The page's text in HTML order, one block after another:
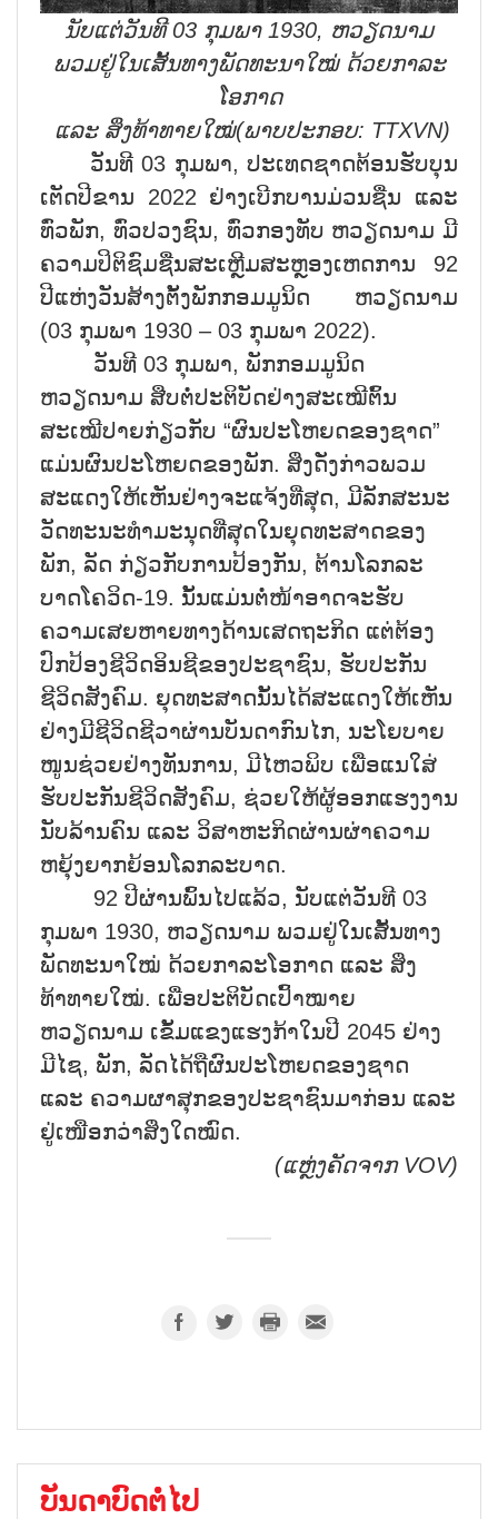
ນັບແຕ່ວັນທີ03 ກຸມພາ 1930, ຫວຽດນາມ
ພວມຢູ່ໃນເສັ້ນທາງພັດທະນາໃໝ່ ດ້ວຍກາລະ
ໂອກາດ
ແລະ ສິ່ງທ້າທາຍໃໝ່(ພາບປະກອບ: TTXVN)
ວັນທີ 03 ກຸມພາ, ປະເທດຊາດຕ້ອນຮັບບຸນ
ເຕັດປີຂານ 2022 ຢ່າງເບີກບານມ່ວນຊື່ນ ແລະ
ທົ່ວພັກ, ທົ່ວປວງຊົນ, ທົ່ວກອງທັບ ຫວຽດນາມ ມີ
ຄວາມປິຕິຊົມຊື່ນສະເຫຼີມສະຫຼອງເຫດການ 92
ປີແຫ່ງວັນສ້າງຕັ້ງພັກກອມມູນິດ ຫວຽດນາມ
(03 ກຸມພາ 1930 – 03 ກຸມພາ 2022).
ວັນທີ 03 ກຸມພາ, ພັກກອມມູນິດ
ຫວຽດນາມ ສືບຕໍ່ປະຕິບັດຢ່າງສະເໝີຕົ້ນ
ສະເໝີປາຍກ່ຽວກັບ “ຜົນປະໂຫຍດຂອງຊາດ”
ແມ່ນຜົນປະໂຫຍດຂອງພັກ. ສິ່ງດັ່ງກ່າວພວມ
ສະແດງໃຫ້ເຫັນຢ່າງຈະແຈ້ງທີ່ສຸດ, ມີລັກສະນະ
ວັດທະນະທຳມະນຸດທີ່ສຸດໃນຍຸດທະສາດຂອງ
ພັກ, ລັດ ກ່ຽວກັບການປ້ອງກັນ, ຕ້ານໂລກລະ
ບາດໂຄວິດ-19. ນັ້ນແມ່ນຕໍ່ໜ້າອາດຈະຮັບ
ຄວາມເສຍຫາຍທາງດ້ານເສດຖະກິດ ແຕ່ຕ້ອງ
ປົກປ້ອງຊີວິດອິນຊີຂອງປະຊາຊົນ, ຮັບປະກັນ
ຊີວິດສັງຄົມ. ຍຸດທະສາດນັ້ນໄດ້ສະແດງໃຫ້ເຫັນ
ຢ່າງມີຊີວິດຊີວາຜ່ານບັນດາກົນໄກ, ນະໂຍບາຍ
ໜູນຊ່ວຍຢ່າງທັນການ, ມີໄຫວພິບ ເພື່ອແນໃສ່
ຮັບປະກັນຊີວິດສັງຄົມ, ຊ່ວຍໃຫ້ຜູ້ອອກແຮງງານ
ນັບລ້ານຄົນ ແລະ ວິສາຫະກິດຜ່ານຜ່າຄວາມ
ຫຍຸ້ງຍາກຍ້ອນໂລກລະບາດ.
92 ປີຜ່ານພົ້ນໄປແລ້ວ, ນັບແຕ່ວັນທີ 03
ກຸມພາ 1930, ຫວຽດນາມ ພວມຢູ່ໃນເສັ້ນທາງ
ພັດທະນາໃໝ່ ດ້ວຍກາລະໂອກາດ ແລະ ສິ່ງ
ທ້າທາຍໃໝ່. ເພື່ອປະຕິບັດເປົ້າໝາຍ
ຫວຽດນາມ ເຂັ້ມແຂງແຮງກ້າໃນປີ 2045 ຢ່າງ
ມີໄຊ, ພັກ, ລັດໄດ້ຖືຜົນປະໂຫຍດຂອງຊາດ
ແລະ ຄວາມຜາສຸກຂອງປະຊາຊົນມາກ່ອນ ແລະ
ຢູ່ເໜືອກວ່າສິ່ງໃດໝົດ.
(ແຫຼ່ງຄັດຈາກ VOV)
ບັນດາບົດຕໍ່ໄປ